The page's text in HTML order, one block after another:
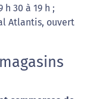
30 à 19 h ;
Atlantis, ouvert